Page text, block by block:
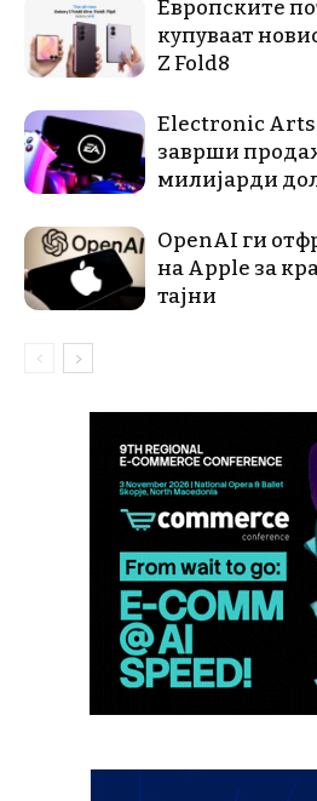
Европските
купуваат
Z Fold8
Electronic Arts
заврши
милијарди
OpenAI ги
на Apple за
тајни